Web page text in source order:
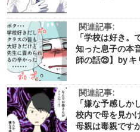
関連記事:
「学校は好き
知った息子の本
師の話㉓】by
関連記事:
「嫌な予感し
校内で母を見か
母親は毒親です